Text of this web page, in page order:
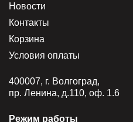
Новости
Контакты
Корзина
Условия оплаты
400007, г. Волгоград,
пр. Ленина, д.110, оф. 1.6
Режим работы